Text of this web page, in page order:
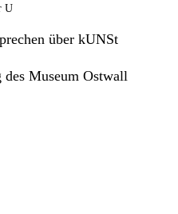
U
über kUNSt
des Museum Ostwall